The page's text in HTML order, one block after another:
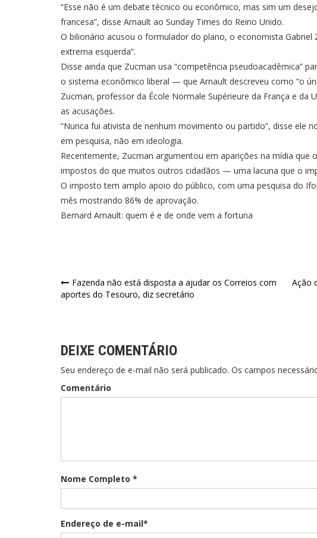
“Esse não é um debate técnico ou econômico, mas sim um
francesa”, disse Arnault ao Sunday Times do Reino Unido.
O bilionário acusou o formulador do plano, o economista Gabriel
extrema esquerda”.
Disse ainda que Zucman usa “competência pseudoacadêmica”
o sistema econômico liberal — que Arnault descreveu como “o
Zucman, professor da École Normale Supérieure da França e da
as acusações.
“Nunca fui ativista de nenhum movimento ou partido”, disse ele
em pesquisa, não em ideologia.
Recentemente, Zucman argumentou em aparições na mídia
impostos do que muitos outros cidadãos — uma lacuna que o
O imposto tem amplo apoio do público, com uma pesquisa do
mês mostrando 86% de aprovação.
Bernard Arnault: quem é e de onde vem a fortuna
Navegação
de
Fazenda não está disposta a ajudar os Correios com
aportes do Tesouro, diz secretário
Ação
DEIXE COMENTÁRIO
Seu endereço de e-mail não será publicado. Os campos
Comentário
Nome Completo *
Endereço de e-mail*